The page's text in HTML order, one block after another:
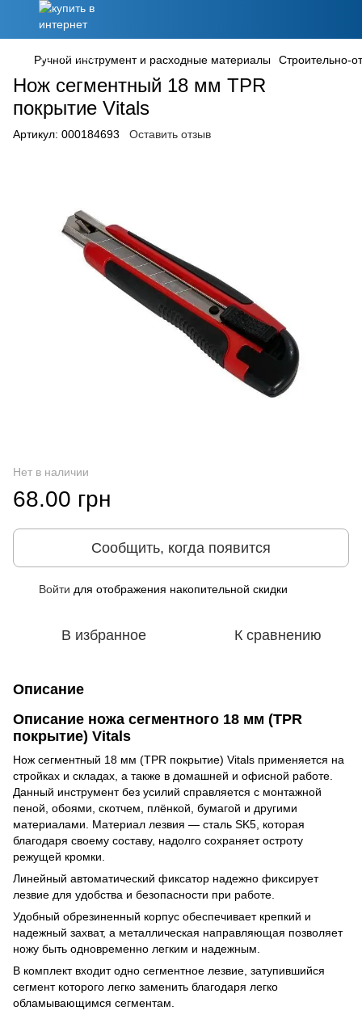
Ручной инструмент и расходные материалы Строительно-
Нож сегментный 18 мм TPR
покрытие Vitals
Артикул: 000184693 Оставить отзыв
Нет в наличии
68.00 грн
Сообщить, когда появится
Войти для отображения накопительной скидки
В избранное К сравнению
Описание
Описание ножа сегментного 18 мм (TPR
покрытие) Vitals
Нож сегментный 18 мм (TPR покрытие) Vitals применяется на
стройках и складах, а также в домашней и офисной работе.
Данный инструмент без усилий справляется с монтажной
пеной, обоями, скотчем, плёнкой, бумагой и другими
материалами. Материал лезвия — сталь SK5, которая
благодаря своему составу, надолго сохраняет остроту
режущей кромки.
Линейный автоматический фиксатор надежно фиксирует
лезвие для удобства и безопасности при работе.
Удобный обрезиненный корпус обеспечивает крепкий и
надежный захват, а металлическая направляющая позволяет
ножу быть одновременно легким и надежным.
В комплект входит одно сегментное лезвие, затупившийся
сегмент которого легко заменить благодаря легко
обламывающимся сегментам.